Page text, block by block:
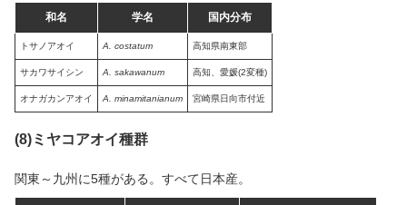
和名 学名 国内分布
トサノアオイ A. costatum 高知県南東部
サカワサイシン A. sakawanum 高知、愛媛(2変種)
オナガカンアオイ A. minamitanianum 宮崎県日向市付近
(8)ミヤコアオイ種群
関東～九州に5種がある。すべて日本産。